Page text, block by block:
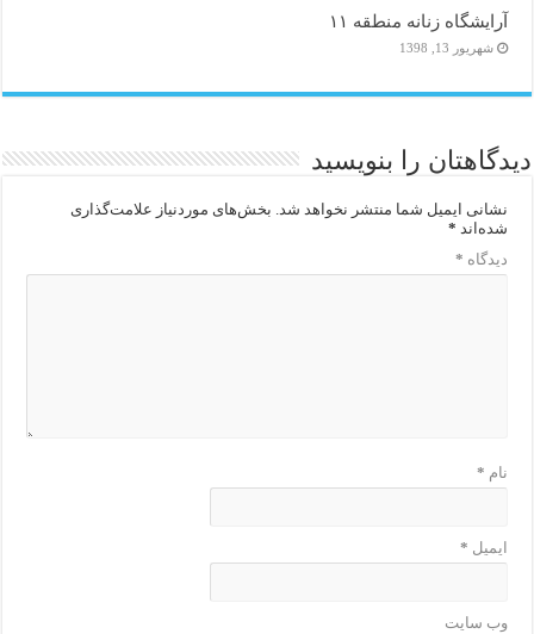
آرایشگاه زنانه منطقه ۱۱
شهریور 13, 1398
دیدگاهتان را بنویسید
نشانی ایمیل شما منتشر نخواهد شد. بخش‌های موردنیاز علامت‌گذاری
شده‌اند *
دیدگاه *
نام *
ایمیل *
وب‌ سایت